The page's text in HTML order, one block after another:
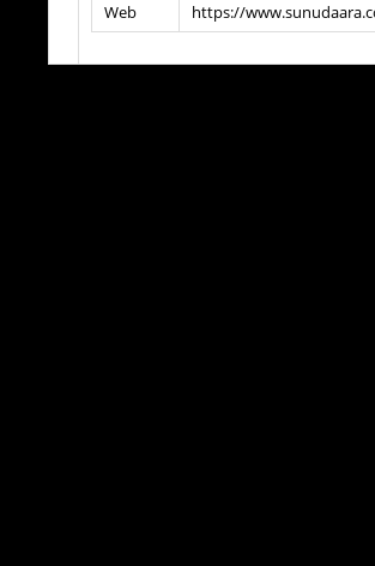
Web https://